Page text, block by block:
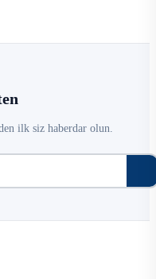
ilk siz haberdar olun.